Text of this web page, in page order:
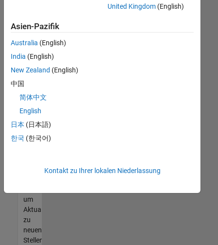
noch
keine
offenen
Stellen
können,
die
Ihren
entsprechen,
werden
unseres
um
Aktualisierungen
zu
neuen
Stellenangeboten
United Kingdom(English)
Asien-Pazifik
Australia (English)
India (English)
New Zealand (English)
中国
简体中文
English
日本 (日本語)
한국 (한국어)
Kontakt zu Ihrer lokalen Niederlassung